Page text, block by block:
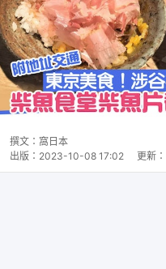
撰文： 窩日本
出版： 2023-10-08 17:02 更新：